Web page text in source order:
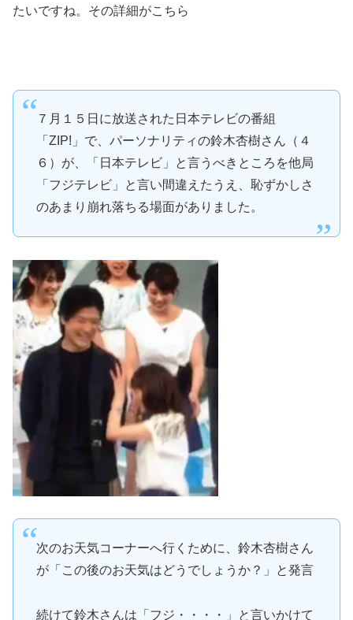
たいですね。その詳細がこちら
７月１５日に放送された日本テレビの番組
「ZIP!」で、パーソナリティの鈴木杏樹さん（４
６）が、「日本テレビ」と言うべきところを他局
「フジテレビ」と言い間違えたうえ、恥ずかしさ
のあまり崩れ落ちる場面がありました。
次のお天気コーナーへ行くために、鈴木杏樹さん
が「この後のお天気はどうでしょうか？」と発言
続けて鈴木さんは「フジ・・・・」と言いかけて